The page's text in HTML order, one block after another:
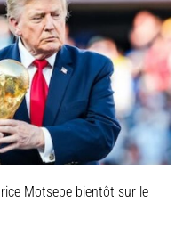
Motsepe bientôt sur le